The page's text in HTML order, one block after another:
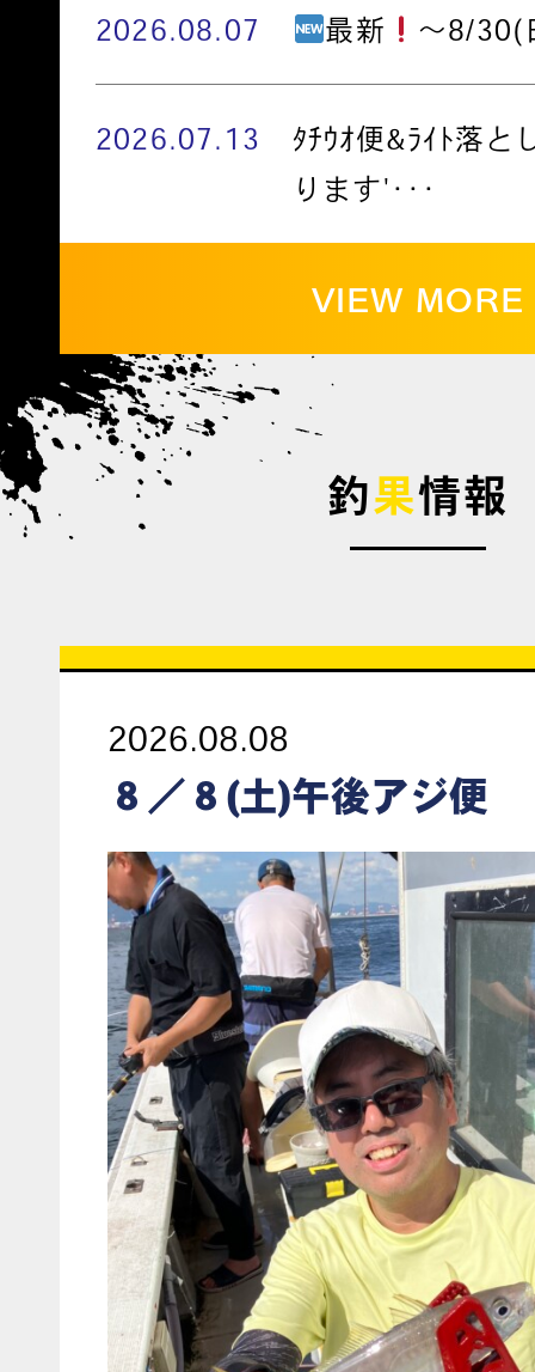
2026.08.07 最新 ～8/30(
2026.07.13
ﾀﾁｳｵ便&ﾗｲﾄ落と
ります'･･･
VIEW MORE
釣果情報
2026.08.08
８／８(土)午後アジ便